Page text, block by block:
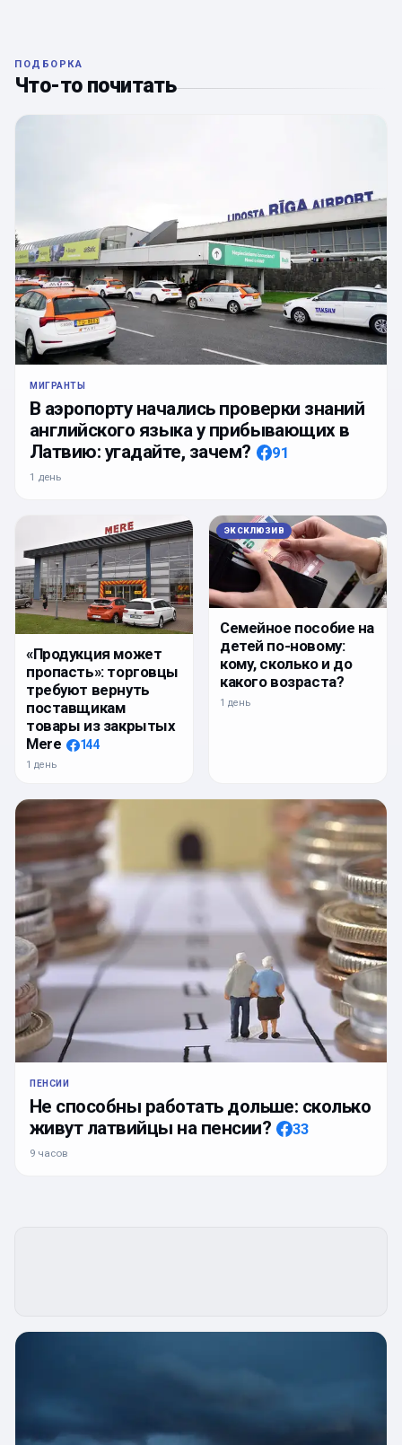
ПОДБОРКА
Что-то почитать
МИГРАНТЫ
В аэропорту начались проверки знаний
английского языка у прибывающих в
Латвию: угадайте, зачем?
91
1 день
«Продукция может
пропасть»: торговцы
требуют вернуть
поставщикам
товары из закрытых
Mere
144
1 день
ЭКСКЛЮЗИВ
Семейное пособие на
детей по-новому:
кому, сколько и до
какого возраста?
1 день
ПЕНСИИ
Не способны работать дольше: сколько
живут латвийцы на пенсии?
33
9 часов